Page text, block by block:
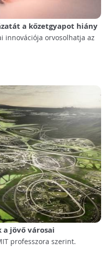
a kőzetgyapot hiány
innovációja orvosolhatja az
a jövő városai
professzora szerint.